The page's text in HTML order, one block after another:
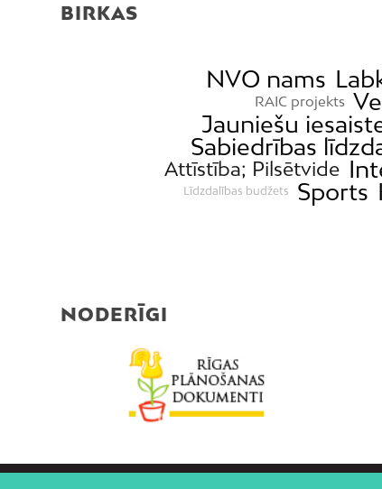
BIRKAS
NVO nams
RAIC projekts
Jauniešu
Sabiedrības
Attīstība; Pilsētvide
Līdzdalības budžets Sports
NODERĪGI